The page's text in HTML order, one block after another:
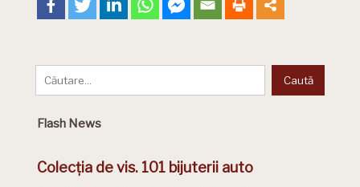
Flash News
Colecția de vis. 101 bijuterii auto